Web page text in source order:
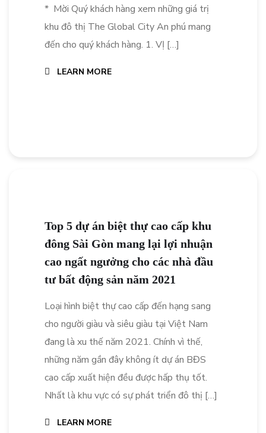
* Mời Quý khách hàng xem những giá trị
khu đô thị The Global City An phú mang
đến cho quý khách hàng. 1. VỊ […]
LEARN MORE
Top 5 dự án biệt thự cao cấp khu
đông Sài Gòn mang lại lợi nhuận
cao ngất ngưởng cho các nhà đầu
tư bất động sản năm 2021
Loại hình biệt thự cao cấp đến hạng sang
cho người giàu và siêu giàu tại Việt Nam
đang là xu thế năm 2021. Chính vì thế,
những năm gần đây không ít dự án BĐS
cao cấp xuất hiện đều được hấp thụ tốt.
Nhất là khu vực có sự phát triển đô thị […]
LEARN MORE